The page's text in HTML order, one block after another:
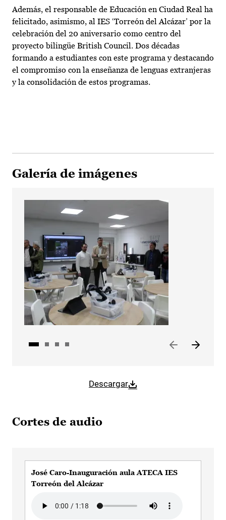
Además, el responsable de Educación en Ciudad Real ha
felicitado, asimismo, al IES ‘Torreón del Alcázar’ por la
celebración del 20 aniversario como centro del
proyecto bilingüe British Council. Dos décadas
formando a estudiantes con este programa y destacando
el compromiso con la enseñanza de lenguas extranjeras
y la consolidación de estos programas.
Galería de imágenes
Descargar
Cortes de audio
José Caro-Inauguración aula ATECA IES
Torreón del Alcázar